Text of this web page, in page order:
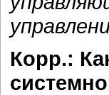
Корр.: